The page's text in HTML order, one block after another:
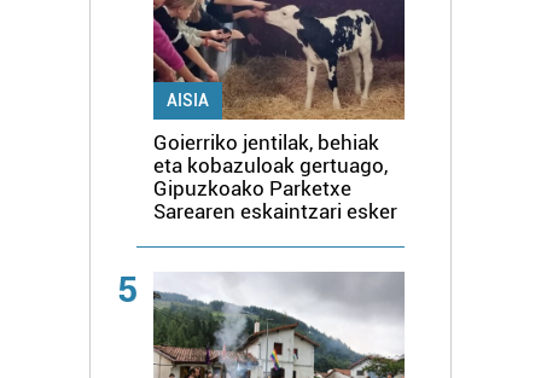
AISIA
Goierriko jentilak, behiak
eta kobazuloak gertuago,
Gipuzkoako Parketxe
Sarearen eskaintzari esker
5